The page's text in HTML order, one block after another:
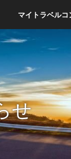
マイトラベル
せ